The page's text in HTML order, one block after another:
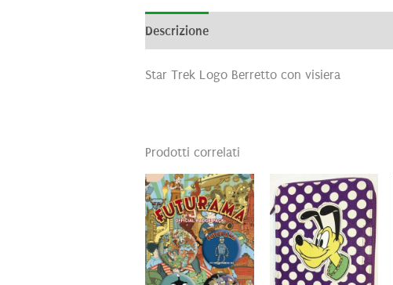
Descrizione
Star Trek Logo Berretto con visiera
Prodotti correlati